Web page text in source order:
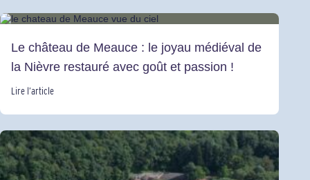
Le château de Meauce : le joyau médiéval de
la Nièvre restauré avec goût et passion !
Lire l’article